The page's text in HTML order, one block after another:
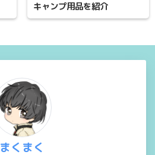
キャンプ用品を紹介
まくまく